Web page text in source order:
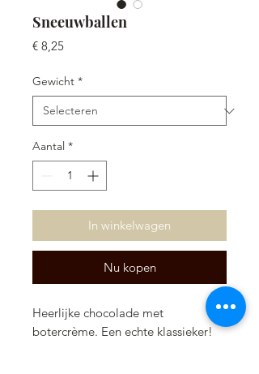
Sneeuwballen
€ 8,25Prijs
Gewicht *
Aantal *
In winkelwagen
Nu kopen
Heerlijke chocolade met
botercrème. Een echte klassieker!